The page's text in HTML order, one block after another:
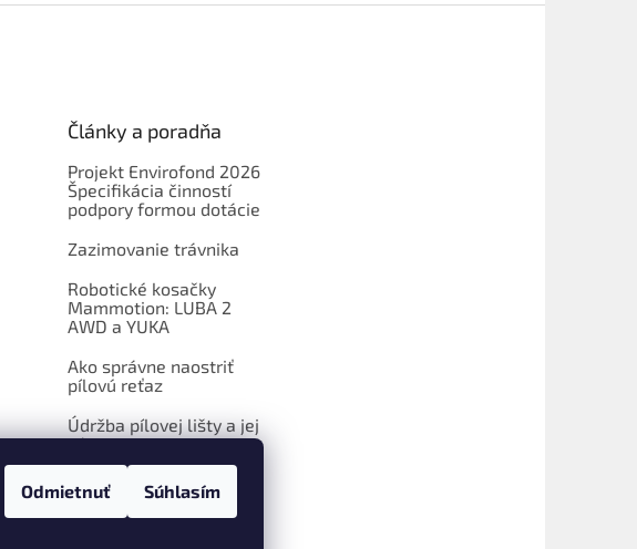
Odmietnuť Súhlasím
p
Články a poradňa
Projekt Envirofond 2026
Špecifikácia činností
podpory formou dotácie
Zazimovanie trávnika
Robotické kosačky
Mammotion: LUBA 2
AWD a YUKA
Ako správne naostriť
pílovú reťaz
Údržba pílovej lišty a jej
výmena
ARCHÍV